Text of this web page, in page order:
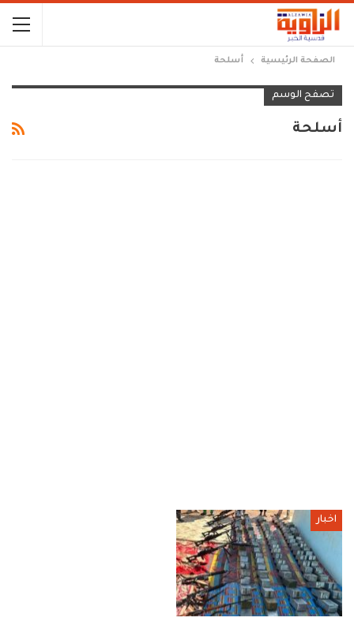
الصفحة الرئيسية أسلحة
تصفح الوسم
أسلحة
اخبار